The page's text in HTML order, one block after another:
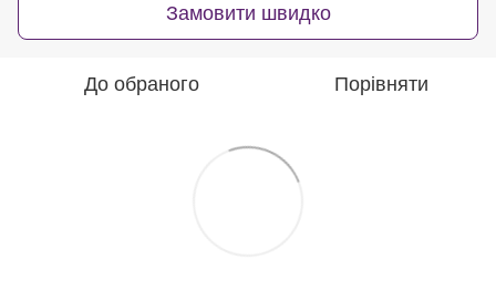
Замовити швидко
До обраного Порівняти